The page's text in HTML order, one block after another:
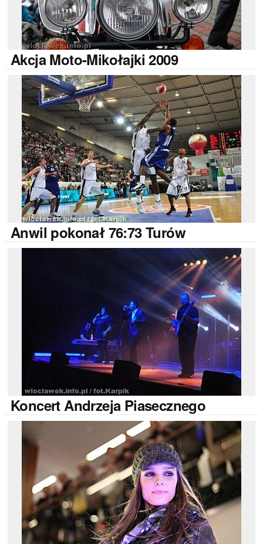
AkcjaMoto-Mikołajki 2009
Anwil pokonał 76:73 Turów
KoncertAndrzeja Piasecznego